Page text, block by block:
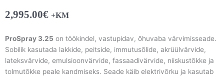
2,995.00€ +KM
ProSpray 3.25 on töökindel, vastupidav, õhuvaba värvimisseade.
Sobilik kasutada lakkide, peitside, immutusõlide, akrüülvärvide,
lateksvärvide, emulsioonvärvide, fassaadivärvide, niiskustõkke ja
tolmutõkke peale kandmiseks. Seade käib elektrivõrku ja kasutab